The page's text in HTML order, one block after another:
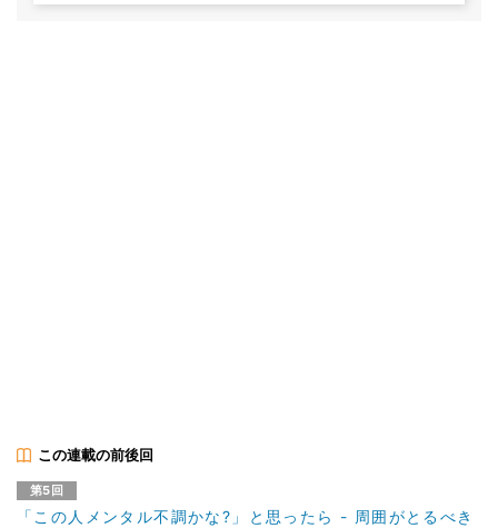
この連載の前後回
第5回
「この人メンタル不調かな?」と思ったら - 周囲がとるべき